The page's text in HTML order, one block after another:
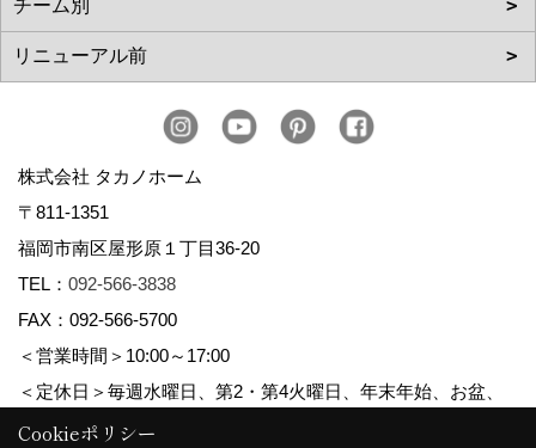
株式会社 タカノホーム
〒811-1351
福岡市南区屋形原１丁目36-20
TEL： 092-566-3838
FAX：092-566-5700
＜営業時間＞10:00～17:00
＜定休日＞毎週水曜日、第2・第4火曜日、年末年始、お盆、
ゴールデンウィーク、夏季休暇
Cookieポリシー